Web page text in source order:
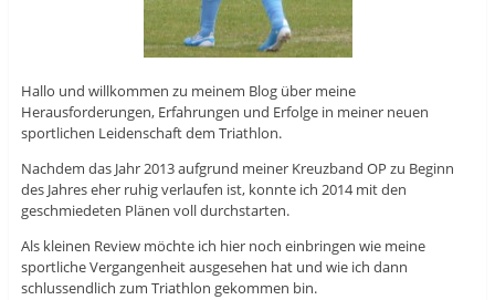
Hallo und willkommen zu meinem Blog über meine
Herausforderungen, Erfahrungen und Erfolge in meiner neuen
sportlichen Leidenschaft dem Triathlon.
Nachdem das Jahr 2013 aufgrund meiner Kreuzband OP zu Beginn
des Jahres eher ruhig verlaufen ist, konnte ich 2014 mit den
geschmiedeten Plänen voll durchstarten.
Als kleinen Review möchte ich hier noch einbringen wie meine
sportliche Vergangenheit ausgesehen hat und wie ich dann
schlussendlich zum Triathlon gekommen bin.